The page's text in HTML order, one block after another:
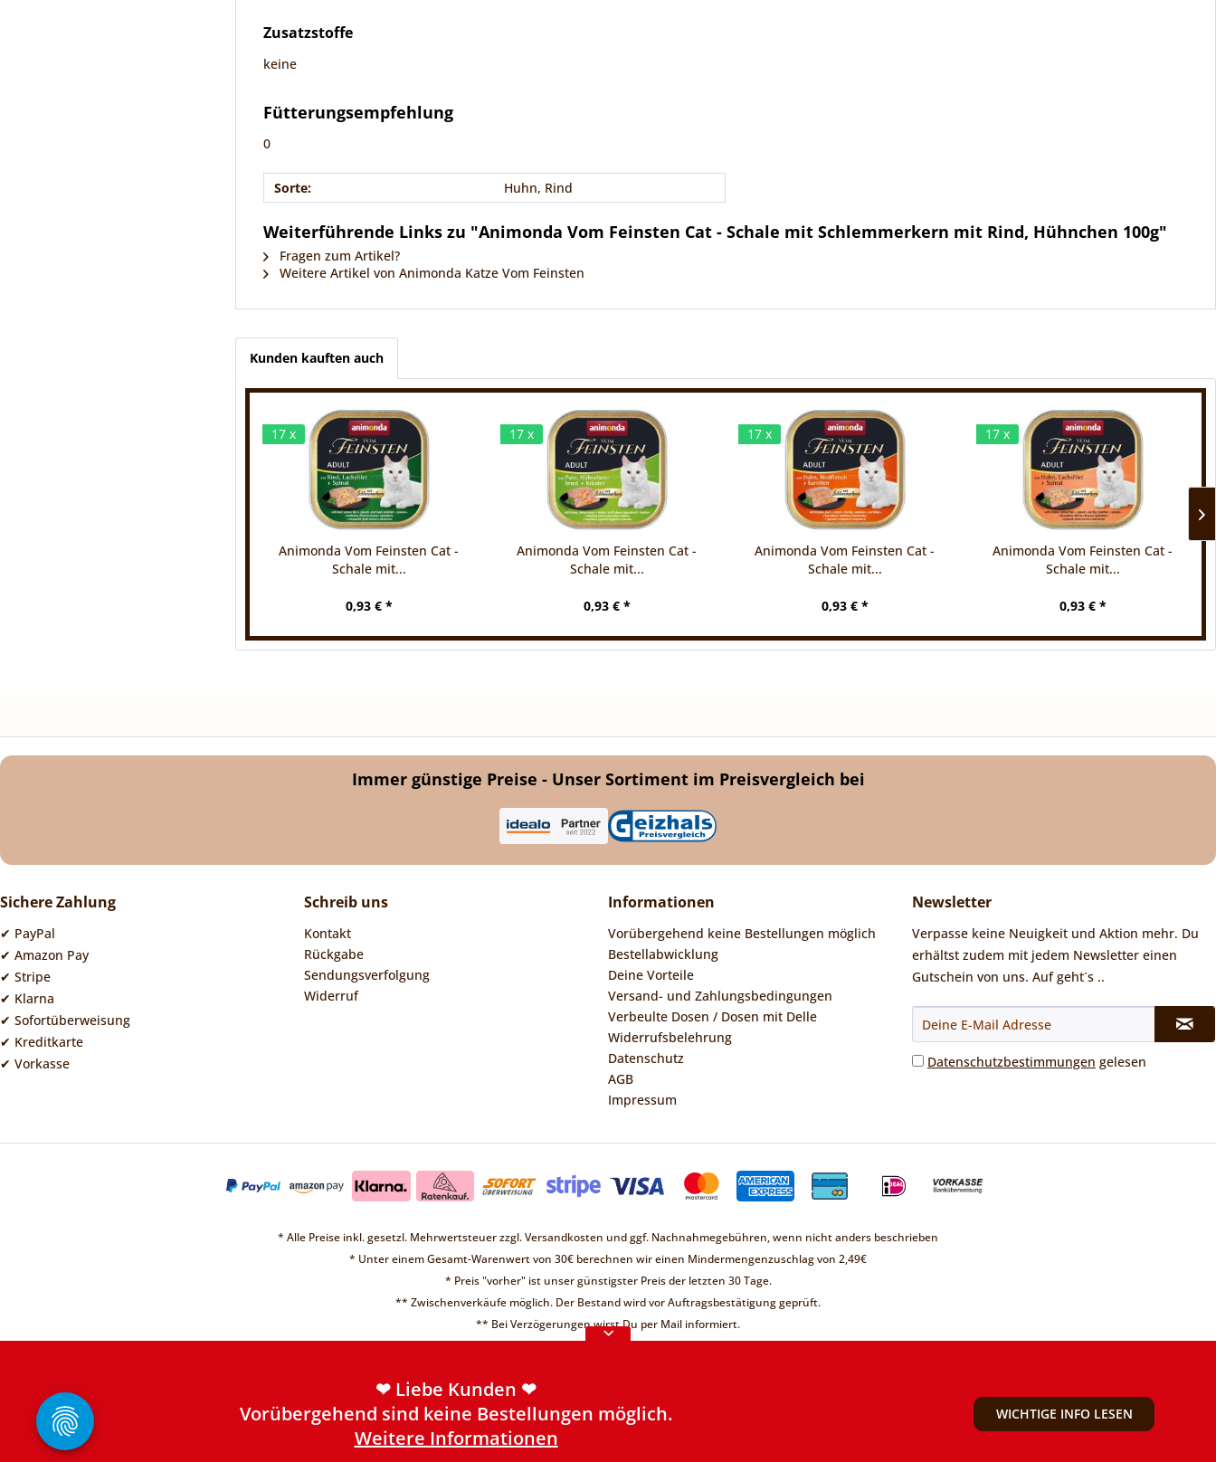
❤ Liebe Kunden ❤
Vorübergehend sind keine Bestellungen möglich.
Weitere Informationen
❤ Liebe Kunden ❤
Vorübergehend sind keine Bestellungen möglich.
❤ Liebe Kunden ❤
Vorübergehend sind keine Bestellungen möglich.
Weitere Informationen
WICHTIGE INFO LESEN
Zusatzstoffe
keine
Fütterungsempfehlung
0
Sorte: Huhn, Rind
Weiterführende Links zu "Animonda Vom Feinsten Cat - Schale mit Schlemmerkern mit Rind, Hühnchen 100g"
Fragen zum Artikel?
Weitere Artikel von Animonda Katze Vom Feinsten
Kunden kauften auch
17 x
Animonda Vom Feinsten Cat -
Schale mit...
0,93 € *
17 x
Animonda Vom Feinsten Cat -
Schale mit...
0,93 € *
17 x
Animonda Vom Feinsten Cat -
Schale mit...
0,93 € *
17 x
Animonda Vom Feinsten Cat -
Schale mit...
0,93 € *
Immer günstige Preise - Unser Sortiment im Preisvergleich bei
Sichere Zahlung
✔ PayPal
✔ Amazon Pay
✔ Stripe
✔ Klarna
✔ Sofortüberweisung
✔ Kreditkarte
✔ Vorkasse
Schreib uns
Kontakt
Rückgabe
Sendungsverfolgung
Widerruf
Informationen
Vorübergehend keine Bestellungen möglich
Bestellabwicklung
Deine Vorteile
Versand- und Zahlungsbedingungen
Verbeulte Dosen / Dosen mit Delle
Widerrufsbelehrung
Datenschutz
AGB
Impressum
Newsletter
Verpasse keine Neuigkeit und Aktion mehr. Du
erhältst zudem mit jedem Newsletter einen
Gutschein von uns. Auf geht´s ..
Datenschutzbestimmungen gelesen
* Alle Preise inkl. gesetzl. Mehrwertsteuer zzgl.Versandkosten und ggf. Nachnahmegebühren, wenn nicht anders beschrieben
* Unter einem Gesamt-Warenwert von 30€ berechnen wir einen Mindermengenzuschlag von 2,49€
* Preis "vorher" ist unser günstigster Preis der letzten 30 Tage.
** Zwischenverkäufe möglich. Der Bestand wird vor Auftragsbestätigung geprüft.
** Bei Verzögerungen wirst Du per Mail informiert.
Made with❤